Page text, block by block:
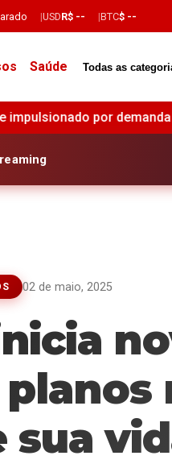
USDR$ -- BTC$ --
Saúde Todas as
e reembolso de tarifas •
02 de maio, 2025